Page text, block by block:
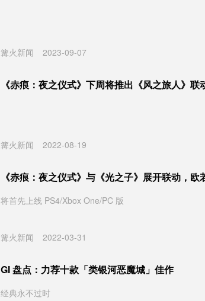
篝火新闻 2023-09-07
《赤痕：夜之仪式》下周将推出《风之旅人》联
篝火新闻 2022-08-19
《赤痕：夜之仪式》与《光之子》展开联动，欧
将首先上线 PS4/Xbox One/PC 版
篝火新闻 2022-03-31
GI 盘点：力荐十款「类银河恶魔城」佳作
经典永不过时